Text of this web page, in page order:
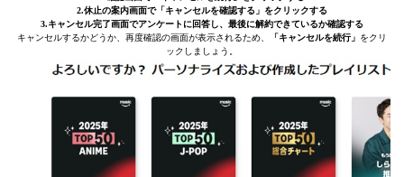
2.休止の案内画面で「キャンセルを確認する」をクリックする
3.キャンセル完了画面でアンケートに回答し、最後に解約できているか確認する
キャンセルするかどうか、再度確認の画面が表示されるため、
「キャンセルを続行」 をクリ
ックしましょう。